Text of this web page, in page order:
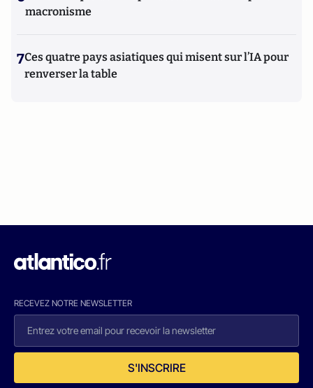
macronisme
7Ces quatre pays asiatiques qui misent sur l’IA pour
renverser la table
RECEVEZ NOTRE NEWSLETTER
S'INSCRIRE